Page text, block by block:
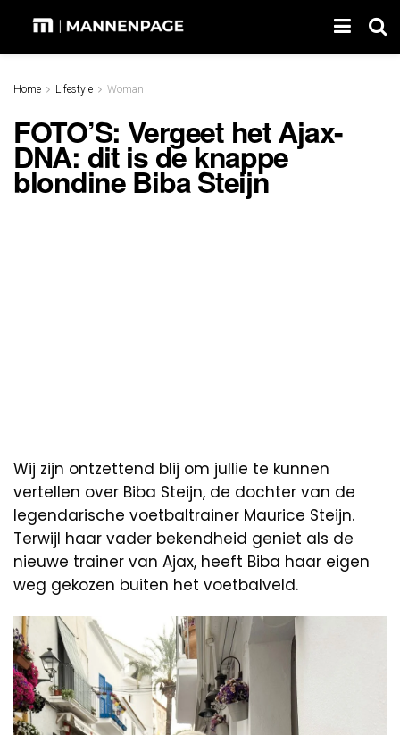
Home Lifestyle Woman
FOTO’S: Vergeet het Ajax-
DNA: dit is de knappe
blondine Biba Steijn
Wij zijn ontzettend blij om jullie te kunnen
vertellen over Biba Steijn, de dochter van de
legendarische voetbaltrainer Maurice Steijn.
Terwijl haar vader bekendheid geniet als de
nieuwe trainer van Ajax, heeft Biba haar eigen
weg gekozen buiten het voetbalveld.